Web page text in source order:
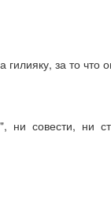
за то что
ни  совести,  ни